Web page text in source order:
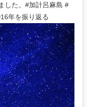
した。#加計呂麻島 #
年を振り返る